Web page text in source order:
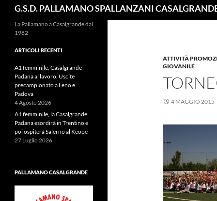
G.S.D. PALLAMANO SPALLANZANI
ATTIVITÀ
GIOVANILE
4 MAGGIO 2015
La Pallamano a Casalgrande dal
1982
ARTICOLI RECENTI
A1 femminile, Casalgrande
Padana al lavoro. Uscite
precampionato a Leno e
Padova
4 Agosto 2026
A1 femminile, la Casalgrande
Padana esordirà in Trentino e
poi ospiterà Salerno al Keope
27 Luglio 2026
PALLAMANO CASALGRANDE